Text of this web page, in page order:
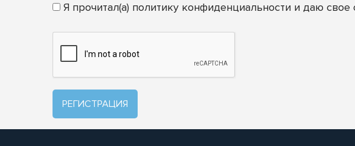
Я прочитал(а) политику конфиденциальности и даю свое
РЕГИСТРАЦИЯ